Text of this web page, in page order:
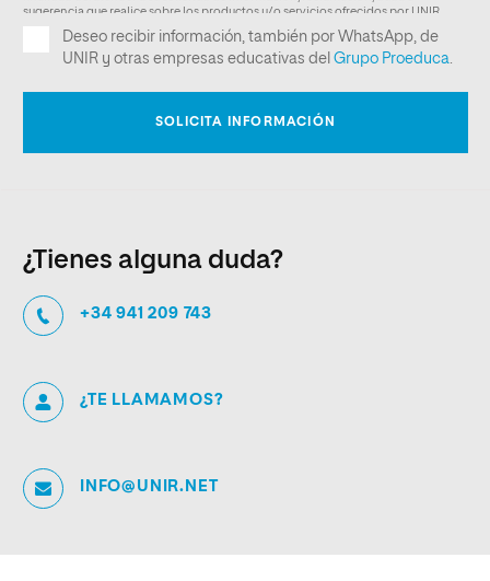
¿Tienes alguna duda?
+34 941 209 743
¿TE LLAMAMOS?
INFO@UNIR.NET